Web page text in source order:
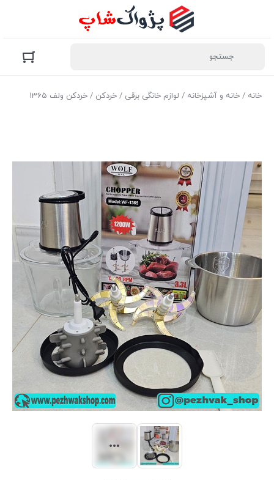
خانه / خانه و آشپزخانه / لوازم خانگی برقی / خردکن / خردکن ولف 1365